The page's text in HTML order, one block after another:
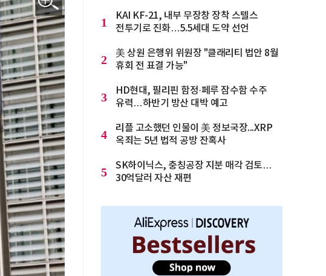
1
KAI KF-21, 내부 무장창 장착 스텔스
전투기로 진화…5.5세대 도약 선언
2
美 상원 은행위 위원장 "클래리티 법안 8월
휴회 전 표결 가능"
3
HD현대, 필리핀 함정·페루 잠수함 수주
유력…하반기 방산 대박 예고
4
리플 고소했던 인물이 美 정보국장...XRP
옥죄는 5년 법적 공방 잔혹사
5
SK하이닉스, 충칭공장 지분 매각 검토…
30억달러 자산 재편